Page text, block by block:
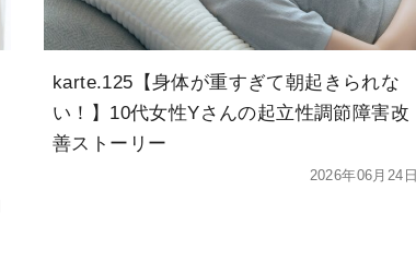
karte.125【身体が重すぎて朝起きられな
い！】10代女性Yさんの起立性調節障害改
善ストーリー
2026年06月24日